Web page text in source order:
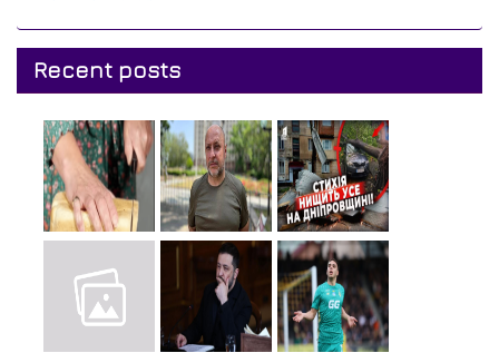
Recent posts